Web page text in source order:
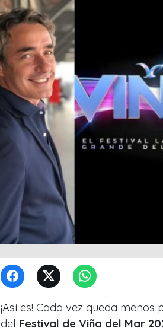
¡Así es! Cada vez queda
del Festival de Viña del Mar